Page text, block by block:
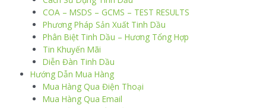
COA – MSDS – GCMS – TEST RESULTS
Phương Pháp Sản Xuất Tinh Dầu
Phân Biệt Tinh Dầu – Hương Tổng Hợp
Tin Khuyến Mãi
Diễn Đàn Tinh Dầu
Hướng Dẫn Mua Hàng
Mua Hàng Qua Điện Thoại
Mua Hàng Qua Email